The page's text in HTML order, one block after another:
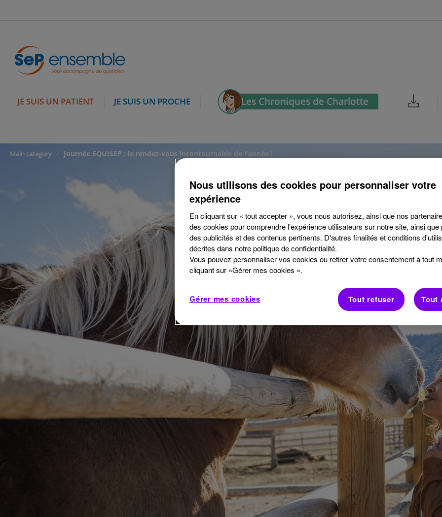
JE SUIS UN PATIENT JE SUIS UN PROCHE Les Chroniques de Charlotte
Main category Journée EQUISEP : le rendez-vous incontournable de l'année !
Nous utilisons des cookies pour personnaliser votre
expérience
En cliquant sur « tout accepter », vous nous autorisez, ainsi que nos
des cookies pour comprendre l’expérience utilisateurs sur notre site, ainsi que
des publicités et des contenus pertinents. D'autres finalités et conditions
décrites dans notre politique de confidentialité.
Vous pouvez personnaliser vos cookies ou retirer votre consentement à tout
cliquant sur «Gérer mes cookies ».
Gérer mes cookies Tout refuser Tout